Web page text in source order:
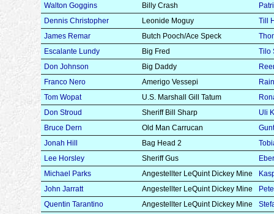
Walton Goggins
Billy Crash
Dennis Christopher
Leonide Moguy
Till
James Remar
Butch Pooch/Ace Speck
Escalante Lundy
Big Fred
Tilo
Don Johnson
Big Daddy
Franco Nero
Amerigo Vessepi
Tom Wopat
U.S. Marshall Gill Tatum
Don Stroud
Sheriff Bill Sharp
Uli
Bruce Dern
Old Man Carrucan
Jonah Hill
Bag Head 2
Lee Horsley
Sheriff Gus
Michael Parks
Angestellter LeQuint Dickey Mine
John Jarratt
Angestellter LeQuint Dickey Mine
Quentin Tarantino
Angestellter LeQuint Dickey Mine